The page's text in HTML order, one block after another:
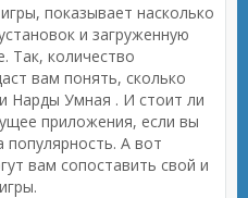
показывает насколько
и загруженную
Так, количество
вам понять, сколько
Нарды Умная . И стоит ли
приложения, если вы
популярность. А вот
вам сопоставить свой и